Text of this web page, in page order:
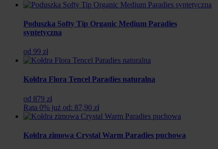
Poduszka Softy Tip Organic Medium Paradies
syntetyczna
od 99 zł
Kołdra Flora Tencel Paradies naturalna
od 879 zł
Rata 0% już od: 87,90 zł
Kołdra zimowa Crystal Warm Paradies puchowa